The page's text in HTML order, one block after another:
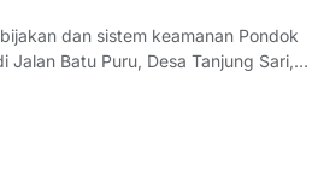
dan sistem keamanan Pondok
Batu Puru, Desa Tanjung Sari,
salah seorang keluarga